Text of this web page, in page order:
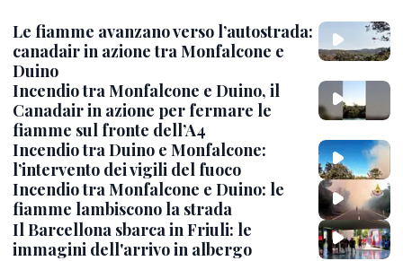
Le fiamme avanzano verso l’autostrada:
canadair in azione tra Monfalcone e
Duino
Incendio tra Monfalcone e Duino, il
Canadair in azione per fermare le
fiamme sul fronte dell’A4
Incendio tra Duino e Monfalcone:
l’intervento dei vigili del fuoco
Incendio tra Monfalcone e Duino: le
fiamme lambiscono la strada
Il Barcellona sbarca in Friuli: le
immagini dell'arrivo in albergo